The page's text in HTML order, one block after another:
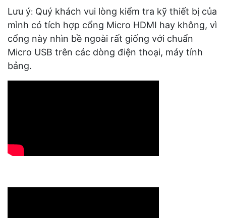
Lưu ý: Quý khách vui lòng kiểm tra kỹ thiết bị của
mình có tích hợp cổng Micro HDMI hay không, vì
cổng này nhìn bề ngoài rất giống với chuẩn
Micro USB trên các dòng điện thoại, máy tính
bảng.